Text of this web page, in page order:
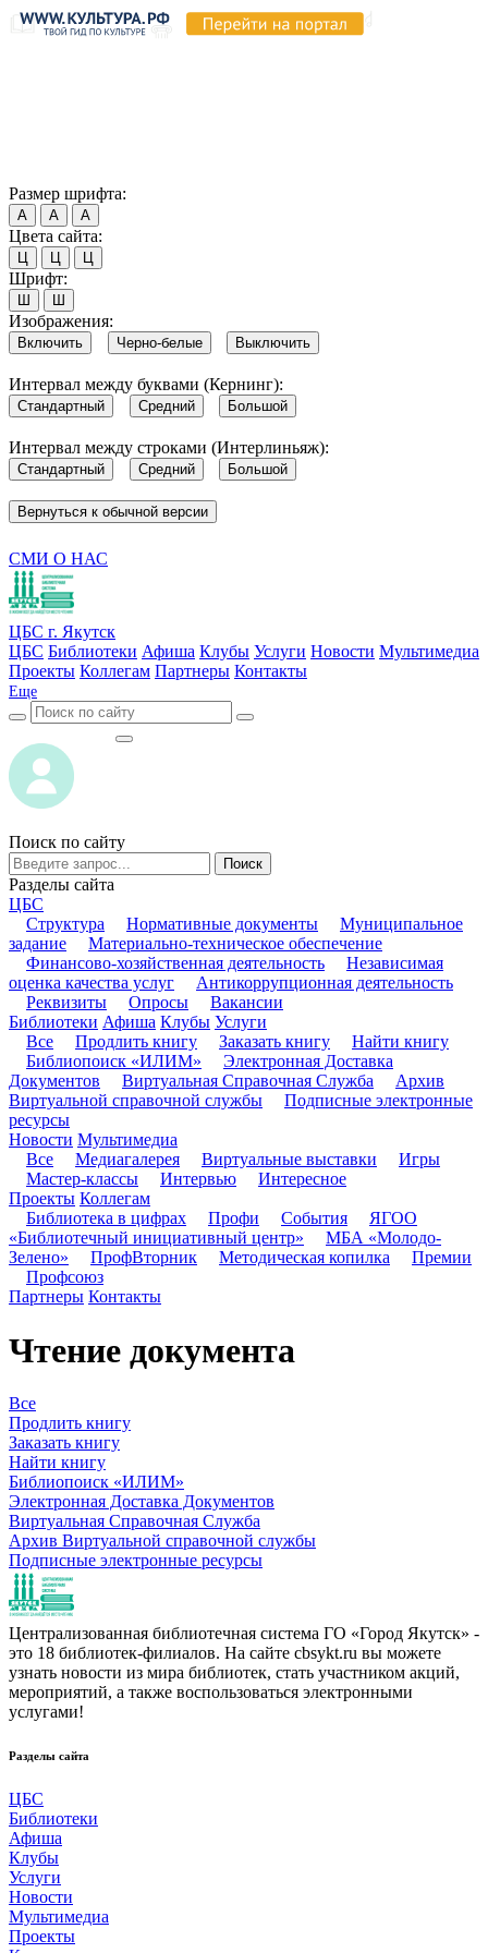
Размер шрифта:
А А А
Цвета сайта:
Ц Ц Ц
Шрифт:
Ш Ш
Изображения:
Включить Черно-белые Выключить
Интервал между буквами (Кернинг):
Стандартный Средний Большой
Интервал между строками (Интерлиньяж):
Стандартный Средний Большой
Вернуться к обычной версии
СМИ О НАС
ЦБС г. Якутск
ЦБС Библиотеки Афиша Клубы Услуги Новости Мультимедиа
Проекты Коллегам Партнеры Контакты
Еще
Поиск по сайту
Поиск
Разделы сайта
ЦБС
Структура
Нормативные документы
Муниципальное
задание
Материально-техническое обеспечение
Финансово-хозяйственная деятельность
Независимая
оценка качества услуг
Антикоррупционная деятельность
Реквизиты
Опросы
Вакансии
Библиотеки Афиша Клубы Услуги
Все
Продлить книгу Заказать книгу
Найти книгу
Библиопоиск «ИЛИМ»
Электронная Доставка
Документов
Виртуальная Справочная Служба
Архив
Виртуальной справочной службы
Подписные электронные
ресурсы
Новости Мультимедиа
Все
Медиагалерея Виртуальные выставки
Игры
Мастер-классы
Интервью
Интересное
Проекты Коллегам
Библиотека в цифрах
Профи События
ЯГОО
«Библиотечный инициативный центр»
МБА «Молодо-
Зелено»
ПрофВторник Методическая копилка
Премии
Профсоюз
Партнеры Контакты
Чтение документа
Все
Продлить книгу
Заказать книгу
Найти книгу
Библиопоиск «ИЛИМ»
Электронная Доставка Документов
Виртуальная Справочная Служба
Архив Виртуальной справочной службы
Подписные электронные ресурсы
Централизованная библиотечная система ГО «Город Якутск» -
это 18 библиотек-филиалов. На сайте cbsykt.ru вы можете
узнать новости из мира библиотек, стать участником акций,
мероприятий, а также воспользоваться электронными
услугами!
Разделы сайта
ЦБС
Библиотеки
Афиша
Клубы
Услуги
Новости
Мультимедиа
Проекты